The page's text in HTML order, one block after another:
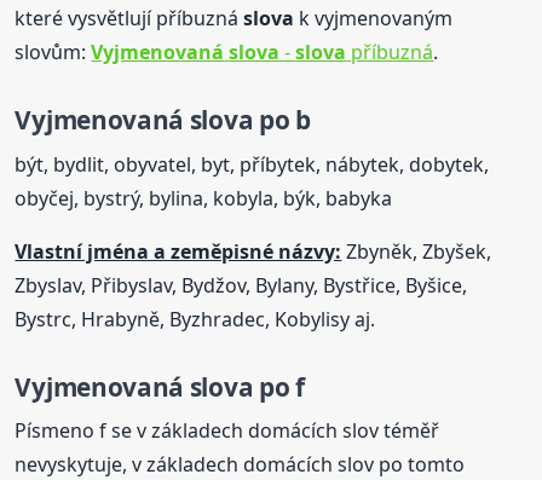
které vysvětlují příbuznáslova k vyjmenovaným
slovům:Vyjmenovaná slova -slova příbuzná.
Vyjmenovaná slova po b
být, bydlit, obyvatel, byt, příbytek, nábytek, dobytek,
obyčej, bystrý, bylina, kobyla, býk, babyka
Vlastní jména a zeměpisné názvy: Zbyněk, Zbyšek,
Zbyslav, Přibyslav, Bydžov, Bylany, Bystřice, Byšice,
Bystrc, Hrabyně, Byzhradec, Kobylisy aj.
Vyjmenovaná slova po f
Písmeno f se v základech domácích slov téměř
nevyskytuje, v základech domácích slov po tomto